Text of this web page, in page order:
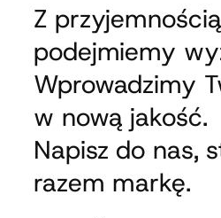
Z przyjemnością
podejmiemy
Wprowadzimy
w nową jakość.
Napisz do nas,
razem markę.